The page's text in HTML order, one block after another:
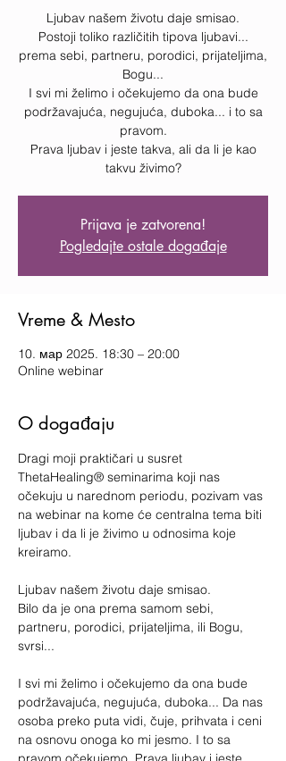
Ljubav našem životu daje smisao.
Postoji toliko različitih tipova ljubavi...
prema sebi, partneru, porodici, prijateljima,
Bogu...
I svi mi želimo i očekujemo da ona bude
podržavajuća, negujuća, duboka... i to sa
pravom.
Prava ljubav i jeste takva, ali da li je kao
takvu živimo?
Prijava je zatvorena!
Pogledajte ostale događaje
Vreme & Mesto
10. мар 2025. 18:30 – 20:00
Online webinar
O događaju
Dragi moji praktičari u susret
ThetaHealing® seminarima koji nas
očekuju u narednom periodu, pozivam vas
na webinar na kome će centralna tema biti
ljubav i da li je živimo u odnosima koje
kreiramo.
Ljubav našem životu daje smisao.
Bilo da je ona prema samom sebi,
partneru, porodici, prijateljima, ili Bogu,
svrsi...
I svi mi želimo i očekujemo da ona bude
podržavajuća, negujuća, duboka... Da nas
osoba preko puta vidi, čuje, prihvata i ceni
na osnovu onoga ko mi jesmo. I to sa